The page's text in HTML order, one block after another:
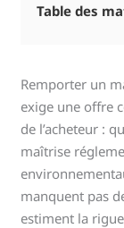
Table des
Remporter un
exige une offre
de l’acheteur :
maîtrise
manquent pas
estiment la